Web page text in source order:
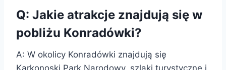
Q: Jakie atrakcje znajdują się w
pobliżu Konradówki?
A: W okolicy Konradówki znajdują się
Karkonoski Park Narodowy, szlaki turystyczne i